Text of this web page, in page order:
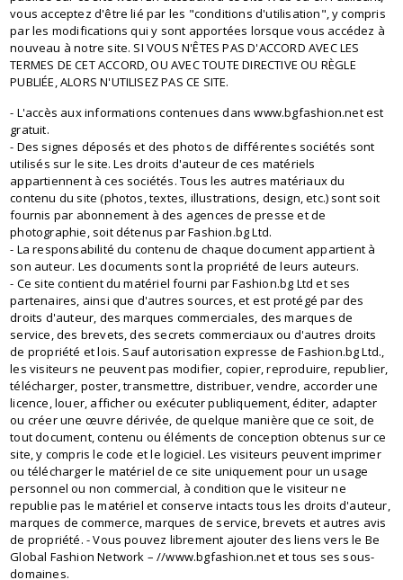
vous acceptez d'être lié par les "conditions d'utilisation", y compris
par les modifications qui y sont apportées lorsque vous accédez à
nouveau à notre site. SI VOUS N'ÊTES PAS D'ACCORD AVEC LES
TERMES DE CET ACCORD, OU AVEC TOUTE DIRECTIVE OU RÈGLE
PUBLIÉE, ALORS N'UTILISEZ PAS CE SITE.
- L'accès aux informations contenues dans www.bgfashion.net est
gratuit.
- Des signes déposés et des photos de différentes sociétés sont
utilisés sur le site. Les droits d'auteur de ces matériels
appartiennent à ces sociétés. Tous les autres matériaux du
contenu du site (photos, textes, illustrations, design, etc.) sont soit
fournis par abonnement à des agences de presse et de
photographie, soit détenus par Fashion.bg Ltd.
- La responsabilité du contenu de chaque document appartient à
son auteur. Les documents sont la propriété de leurs auteurs.
- Ce site contient du matériel fourni par Fashion.bg Ltd et ses
partenaires, ainsi que d'autres sources, et est protégé par des
droits d'auteur, des marques commerciales, des marques de
service, des brevets, des secrets commerciaux ou d'autres droits
de propriété et lois. Sauf autorisation expresse de Fashion.bg Ltd.,
les visiteurs ne peuvent pas modifier, copier, reproduire, republier,
télécharger, poster, transmettre, distribuer, vendre, accorder une
licence, louer, afficher ou exécuter publiquement, éditer, adapter
ou créer une œuvre dérivée, de quelque manière que ce soit, de
tout document, contenu ou éléments de conception obtenus sur ce
site, y compris le code et le logiciel. Les visiteurs peuvent imprimer
ou télécharger le matériel de ce site uniquement pour un usage
personnel ou non commercial, à condition que le visiteur ne
republie pas le matériel et conserve intacts tous les droits d'auteur,
marques de commerce, marques de service, brevets et autres avis
de propriété. - Vous pouvez librement ajouter des liens vers le Be
Global Fashion Network – //www.bgfashion.net et tous ses sous-
domaines.